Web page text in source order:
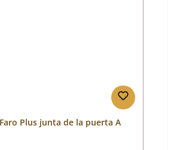
Plus junta de la puerta A